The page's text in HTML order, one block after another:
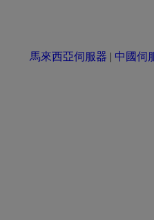
馬來西亞伺服器 | 中國伺